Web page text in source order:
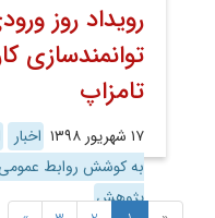
رویداد روز
توانمندسازی
تامزاپ
۱۷ شهریور ۱۳۹۸ اخبار
به کوشش روابط
پژوهش